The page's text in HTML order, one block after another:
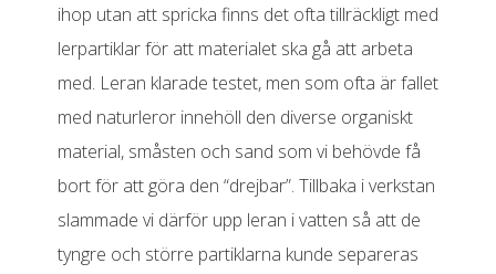
ihop utan att spricka finns det ofta tillräckligt med
lerpartiklar för att materialet ska gå att arbeta
med. Leran klarade testet, men som ofta är fallet
med naturleror innehöll den diverse organiskt
material, småsten och sand som vi behövde få
bort för att göra den “drejbar”. Tillbaka i verkstan
slammade vi därför upp leran i vatten så att de
tyngre och större partiklarna kunde separeras